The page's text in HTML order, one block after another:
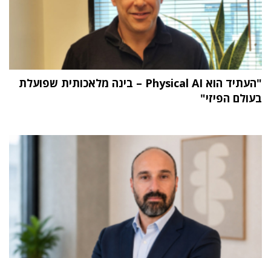
"העתיד הוא Physical AI – בינה מלאכותית שפועלת
בעולם הפיזי"